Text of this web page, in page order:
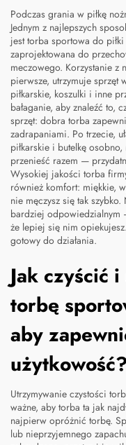
Podczas grania w piłkę
Jednym z najlepszych
jest torba sportowa do
zaprojektowana do
meczowego. Korzystanie
pierwsze, utrzymuje
piłkarskie, koszulki i inne
bałaganie, aby znaleźć to,
sprzęt: dobra torba
zadrapaniami. Po trzecie,
piłkarskie i butelkę
przenieść razem —
Wysokiej jakości torba
również komfort: miękkie,
nie męczysz się tak
bardziej odpowiedzialnym
że lepiej się nim
gotowy do działania.
Jak czyścić
torbę
aby
użytkowość?
Utrzymywanie czystości
ważne, aby torba ta jak
najpierw opróżnić torbę.
lub nieprzyjemnego